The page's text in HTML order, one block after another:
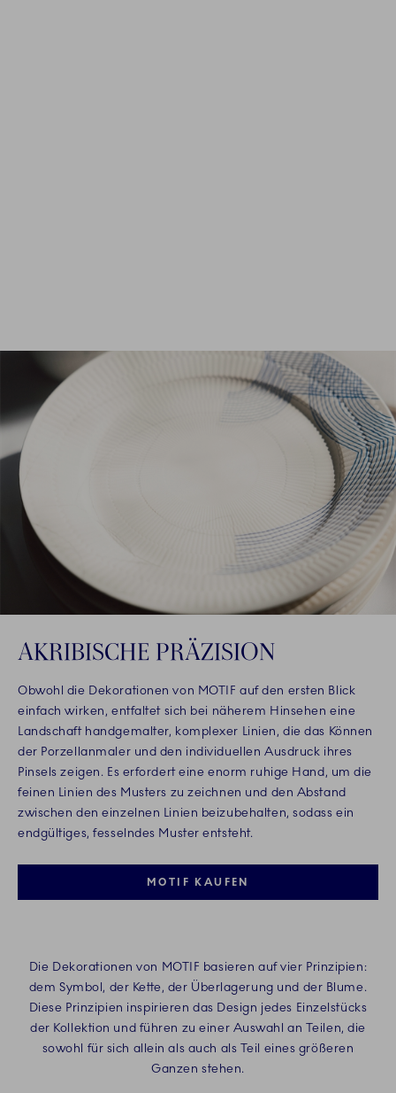
AKRIBISCHE PRÄZISION
Obwohl die Dekorationen von MOTIF auf den ersten Blick
einfach wirken, entfaltet sich bei näherem Hinsehen eine
Landschaft handgemalter, komplexer Linien, die das Können
der Porzellanmaler und den individuellen Ausdruck ihres
Pinsels zeigen. Es erfordert eine enorm ruhige Hand, um die
feinen Linien des Musters zu zeichnen und den Abstand
zwischen den einzelnen Linien beizubehalten, sodass ein
endgültiges, fesselndes Muster entsteht.
MOTIF KAUFEN
Die Dekorationen von MOTIF basieren auf vier Prinzipien:
dem Symbol, der Kette, der Überlagerung und der Blume.
Diese Prinzipien inspirieren das Design jedes Einzelstücks
der Kollektion und führen zu einer Auswahl an Teilen, die
sowohl für sich allein als auch als Teil eines größeren
Ganzen stehen.